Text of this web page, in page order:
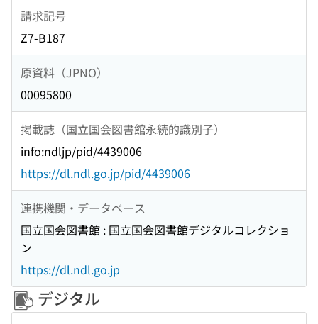
請求記号
Z7-B187
原資料（JPNO）
00095800
掲載誌（国立国会図書館永続的識別子）
info:ndljp/pid/4439006
https://dl.ndl.go.jp/pid/4439006
連携機関・データベース
国立国会図書館 : 国立国会図書館デジタルコレクショ
ン
https://dl.ndl.go.jp
デジタル